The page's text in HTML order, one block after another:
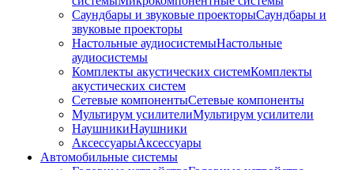
Саундбары и звуковые проекторыСаундбары и
звуковые проекторы
Настольные аудиосистемыНастольные
аудиосистемы
Комплекты акустических системКомплекты
акустических систем
Сетевые компонентыСетевые компоненты
Мультирум усилителиМультирум усилители
НаушникиНаушники
АксессуарыАксессуары
Автомобильные системы